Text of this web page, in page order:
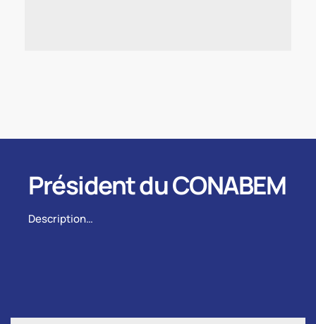
Président du CONABEM
Description…